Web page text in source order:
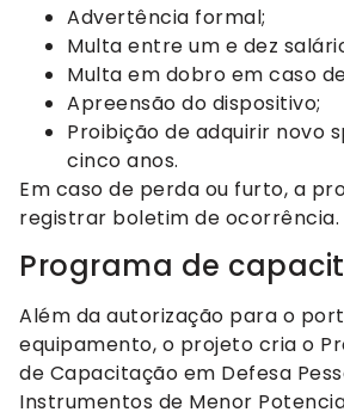
Advertência formal;
Multa entre um e dez
Multa em dobro em caso
Apreensão do dispositivo;
Proibição de adquirir novo
cinco anos.
Em caso de perda ou furto, a
registrar boletim de ocorrência.
Programa de
Além da autorização para o
equipamento, o projeto cria o
de Capacitação em Defesa
Instrumentos de Menor